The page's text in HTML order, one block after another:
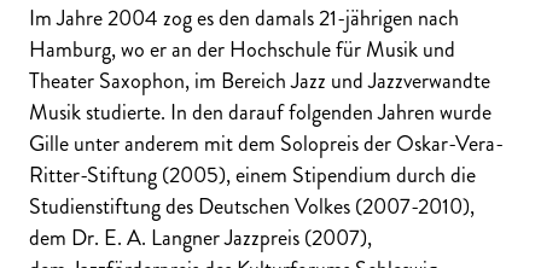
Im Jahre 2004 zog es den damals 21-jährigen nach
Hamburg, wo er an der Hochschule für Musik und
Theater Saxophon, im Bereich Jazz und Jazzverwandte
Musik studierte. In den darauf folgenden Jahren wurde
Gille unter anderem mit dem Solopreis der Oskar-Vera-
Ritter-Stiftung (2005), einem Stipendium durch die
Studienstiftung des Deutschen Volkes (2007-2010),
dem Dr. E. A. Langner Jazzpreis (2007),